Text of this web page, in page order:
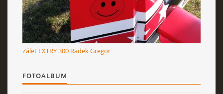
RcAeroHolešov
info@rcaeroholesov.cz
© 2026 eStránky.cz |RSS|Aktualizováno: 1. 12. 2023
Zálet EXTRY 300 Radek Gregor
FOTOALBUM